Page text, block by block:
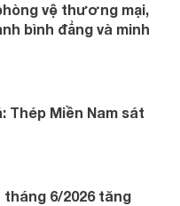
vệ thương mại,
bình đẳng và minh
Thép Miền Nam sát
6/2026 tăng